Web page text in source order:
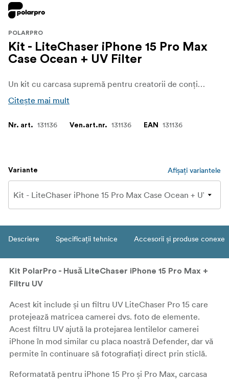
POLARPRO
Kit - LiteChaser iPhone 15 Pro Max
Case Ocean + UV Filter
Un kit cu carcasa supremă pentru creatorii de conținut care caută protecție completă a obiectivului camerei și opțiuni rapide de montare a filtrelor și care include, de asemenea, un filtru UV PolarPro LiteChaser Pro.
Citește mai mult
Nr. art. 131136 Ven.art.nr. 131136 EAN 131136
Variante Afișați variantele
Descriere Specificații tehnice Accesorii și produse conexe
Kit PolarPro - Husă LiteChaser iPhone 15 Pro Max +
Filtru UV
Acest kit include și un filtru UV LiteChaser Pro 15 care
protejează matricea camerei dvs. foto de elemente.
Acest filtru UV ajută la protejarea lentilelor camerei
iPhone în mod similar cu placa noastră Defender, dar vă
permite în continuare să fotografiați direct prin sticlă.
Reformatată pentru iPhone 15 Pro și Pro Max, carcasa